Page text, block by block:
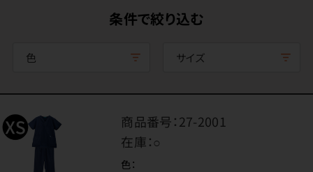
条件で絞り込む
色 サイズ
商品番号：27-2001
在庫：○
色：